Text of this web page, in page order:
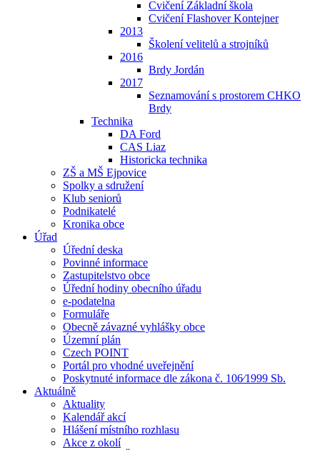
Cvičení Základní škola
Cvičení Flashover Kontejner
2013
Školení velitelů a strojníků
2016
Brdy Jordán
2017
Seznamování s prostorem CHKO
Brdy
Technika
DA Ford
CAS Liaz
Historicka technika
ZŠ a MŠ Ejpovice
Spolky a sdružení
Klub seniorů
Podnikatelé
Kronika obce
Úřad
Úřední deska
Povinné informace
Zastupitelstvo obce
Úřední hodiny obecního úřadu
e-podatelna
Formuláře
Obecně závazné vyhlášky obce
Územní plán
Czech POINT
Portál pro vhodné uveřejnění
Poskytnuté informace dle zákona č. 106⁄1999 Sb.
Aktuálně
Aktuality
Kalendář akcí
Hlášení místního rozhlasu
Akce z okolí